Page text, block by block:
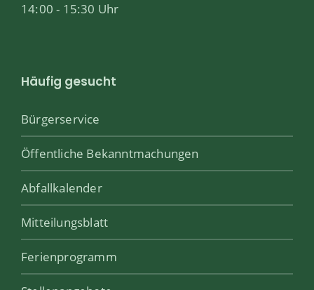
14:00 - 15:30 Uhr
Häufig gesucht
Bürgerservice
Öffentliche Bekanntmachungen
Abfallkalender
Mitteilungsblatt
Ferienprogramm